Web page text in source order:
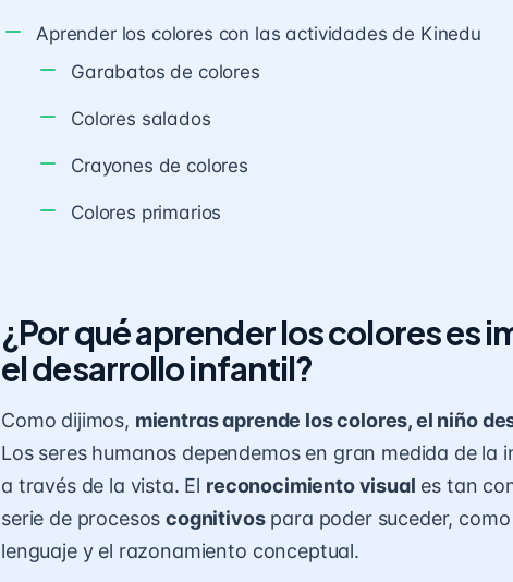
Aprender los colores con las actividades de Kinedu
Garabatos de colores
Colores salados
Crayones de colores
Colores primarios
¿Por qué aprender los colores es
el desarrollo infantil?
Como dijimos, mientras aprende los colores, el niño
Los seres humanos dependemos en gran medida de la
a través de la vista. El reconocimiento visual es tan
serie de procesoscognitivospara poder suceder,
lenguaje y el razonamiento conceptual.